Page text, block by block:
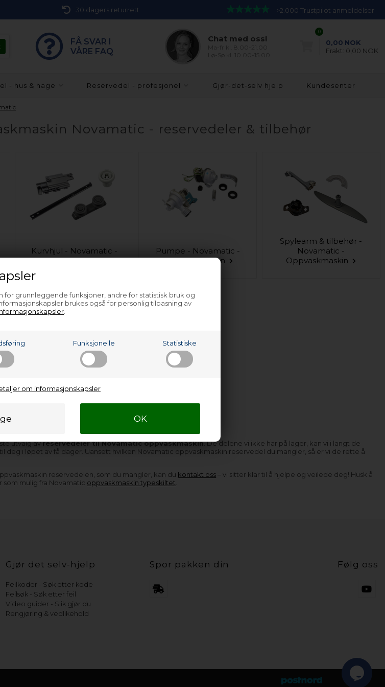
for grunnleggende funksjoner, andre for statistisk bruk og
brukes også for personlig tilpasning av
Funksjonelle Statistiske
om informasjonskapsler
30 dagers returrett >2.000 Trustpilot anmeldelser
FÅ SVAR I
VÅRE FAQ
Chat med oss!
0
0,00 NOK
Frakt: 0,00 NOK
- hus & hage Reservedel - profesjonel Gjør-det-selv hjelp Kundesenter
Novamatic - reservedeler & tilbehør
Kurvhjul - Novamatic -
Oppvaskmaskin
Pumpe - Novamatic -
Oppvaskmaskin
Spylearm & tilbehør -
Novamatic -
Oppvaskmaskin
utvalg avreservedeler til Novamatic oppvaskmaskin. De delene vi ikke har på lager, kan vi i langt de
deg i løpet av få dager. Uansett hvilken Novamatic oppvaskmaskin reservedel du mangler, så er vi de rette å
reservedelen, som du mangler, kan du kontakt oss– vi sitter klar til å hjelpe og veilede deg! Husk å
mulig fra Novamatic oppvaskmaskin typeskiltet
Gjør det selv-hjelp
Feilkoder - Søk etter kode
Feilsøk - Søk etter feil
Video guider - Slik gjør du
Rengjøring & vedlikehold
Spor pakken din Følg oss